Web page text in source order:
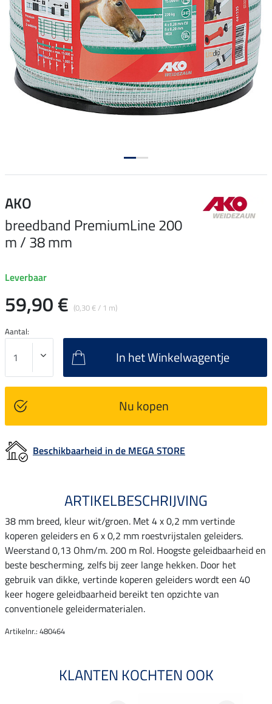
AKO
breedband PremiumLine 200
m / 38 mm
Leverbaar
59,90 € (0,30 € / 1 m)
Aantal:
In het Winkelwagentje
Nu kopen
Beschikbaarheid in de MEGA STORE
ARTIKELBESCHRIJVING
38 mm breed, kleur wit/groen. Met 4 x 0,2 mm vertinde
koperen geleiders en 6 x 0,2 mm roestvrijstalen geleiders.
Weerstand 0,13 Ohm/m. 200 m Rol. Hoogste geleidbaarheid en
beste bescherming, zelfs bij zeer lange hekken. Door het
gebruik van dikke, vertinde koperen geleiders wordt een 40
keer hogere geleidbaarheid bereikt ten opzichte van
conventionele geleidermaterialen.
Artikelnr.: 480464
KLANTEN KOCHTEN OOK